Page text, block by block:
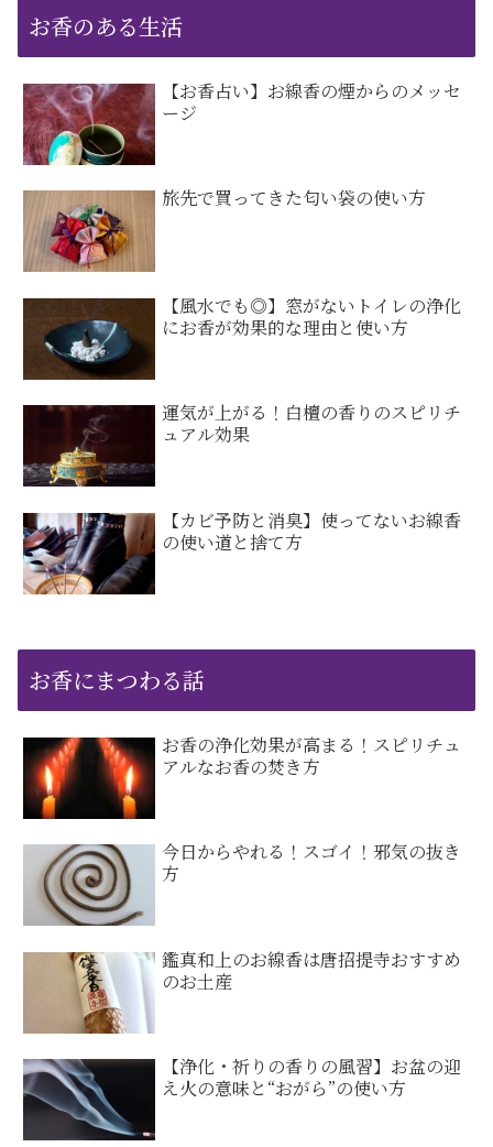
お香のある生活
【お香占い】お線香の煙からのメッセ
ージ
旅先で買ってきた匂い袋の使い方
【風水でも◎】窓がないトイレの浄化
にお香が効果的な理由と使い方
運気が上がる！白檀の香りのスピリチ
ュアル効果
【カビ予防と消臭】使ってないお線香
の使い道と捨て方
お香にまつわる話
お香の浄化効果が高まる！スピリチュ
アルなお香の焚き方
今日からやれる！スゴイ！邪気の抜き
方
鑑真和上のお線香は唐招提寺おすすめ
のお土産
【浄化・祈りの香りの風習】お盆の迎
え火の意味と“おがら”の使い方